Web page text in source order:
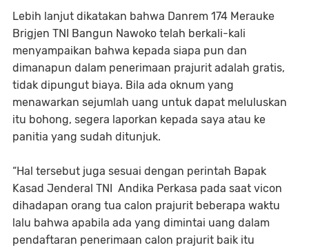
Lebih lanjut dikatakan bahwa Danrem 174 Merauke
Brigjen TNI Bangun Nawoko telah berkali-kali
menyampaikan bahwa kepada siapa pun dan
dimanapun dalam penerimaan prajurit adalah gratis,
tidak dipungut biaya. Bila ada oknum yang
menawarkan sejumlah uang untuk dapat meluluskan
itu bohong, segera laporkan kepada saya atau ke
panitia yang sudah ditunjuk.
“Hal tersebut juga sesuai dengan perintah Bapak
Kasad Jenderal TNI Andika Perkasa pada saat vicon
dihadapan orang tua calon prajurit beberapa waktu
lalu bahwa apabila ada yang dimintai uang dalam
pendaftaran penerimaan calon prajurit baik itu